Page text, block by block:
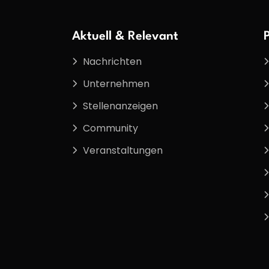
Aktuell & Relevant
Nachrichten
Unternehmen
Stellenanzeigen
Community
Veranstaltungen